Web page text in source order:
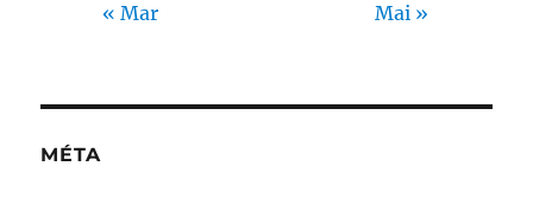
« Mar Mai »
MÉTA